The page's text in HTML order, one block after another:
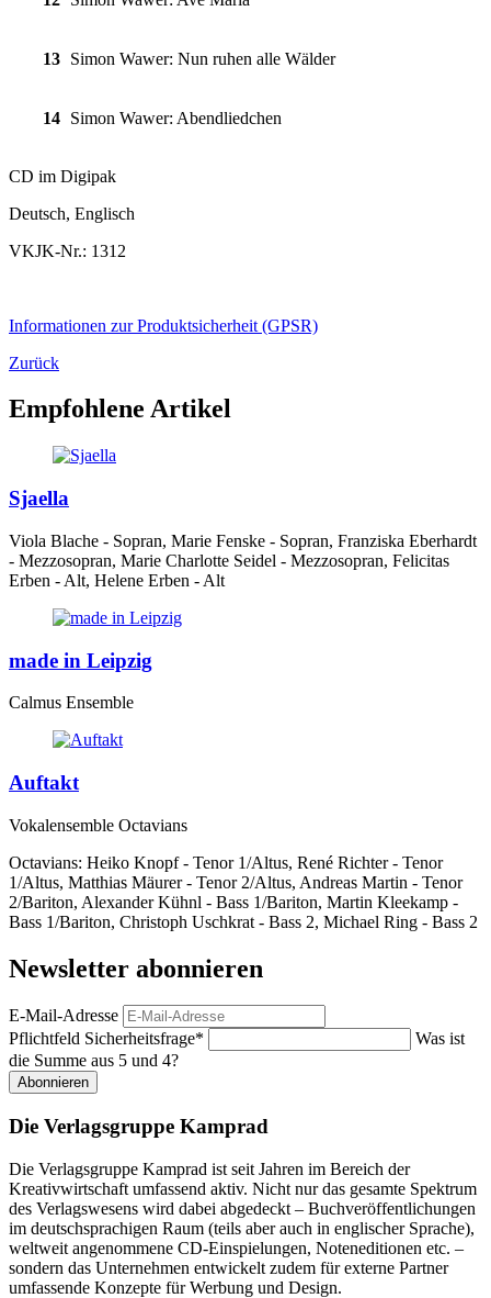
13 Simon Wawer: Nun ruhen alle Wälder
14 Simon Wawer: Abendliedchen
CD im Digipak
Deutsch, Englisch
VKJK-Nr.: 1312
Informationen zur Produktsicherheit (GPSR)
Zurück
Empfohlene Artikel
Sjaella
Viola Blache - Sopran, Marie Fenske - Sopran, Franziska Eberhardt
- Mezzosopran, Marie Charlotte Seidel - Mezzosopran, Felicitas
Erben - Alt, Helene Erben - Alt
made in Leipzig
Calmus Ensemble
Auftakt
Vokalensemble Octavians
Octavians: Heiko Knopf - Tenor 1/Altus, René Richter - Tenor
1/Altus, Matthias Mäurer - Tenor 2/Altus, Andreas Martin - Tenor
2/Bariton, Alexander Kühnl - Bass 1/Bariton, Martin Kleekamp -
Bass 1/Bariton, Christoph Uschkrat - Bass 2, Michael Ring - Bass 2
Newsletter abonnieren
E-Mail-Adresse
Pflichtfeld Sicherheitsfrage*
Was ist
die Summe aus 5 und 4?
Abonnieren
Die Verlagsgruppe Kamprad
Die Verlagsgruppe Kamprad ist seit Jahren im Bereich der
Kreativwirtschaft umfassend aktiv. Nicht nur das gesamte Spektrum
des Verlagswesens wird dabei abgedeckt – Buchveröffentlichungen
im deutschsprachigen Raum (teils aber auch in englischer Sprache),
weltweit angenommene CD-Einspielungen, Noteneditionen etc. –
sondern das Unternehmen entwickelt zudem für externe Partner
umfassende Konzepte für Werbung und Design.